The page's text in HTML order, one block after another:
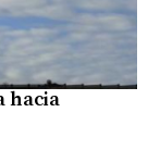
hacia